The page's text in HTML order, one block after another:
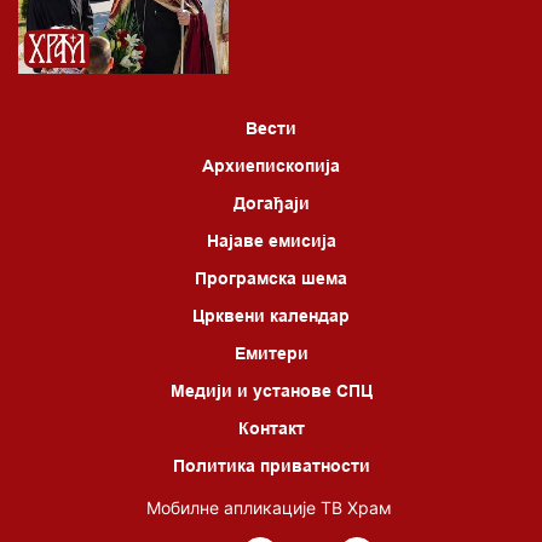
06.00 Црквена предавања и трибине
Вести
Архиепископија
Догађаји
Најаве емисија
Програмска шема
Црквени календар
Емитери
Медији и установе СПЦ
Контакт
Политика приватности
Мобилне апликације ТВ Храм